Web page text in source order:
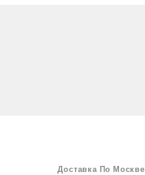
Доставка По Москве